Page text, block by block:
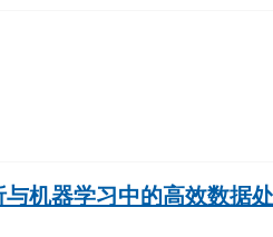
机器学习中的高效数据处